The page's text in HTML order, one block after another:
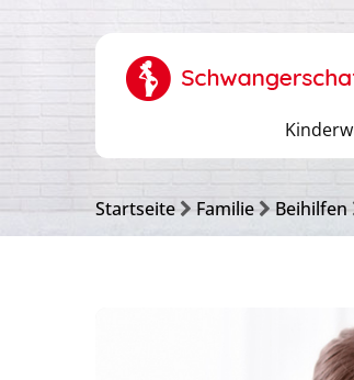
Startseite Familie Beihilfen